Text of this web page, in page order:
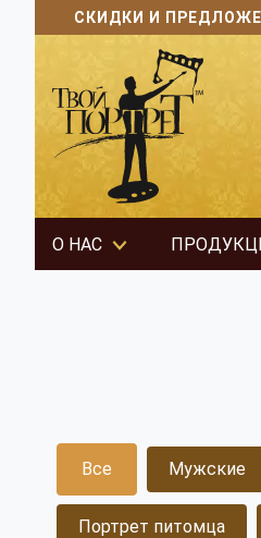
СКИДКИ И
О НАС
Все Мужские
Портрет питомца